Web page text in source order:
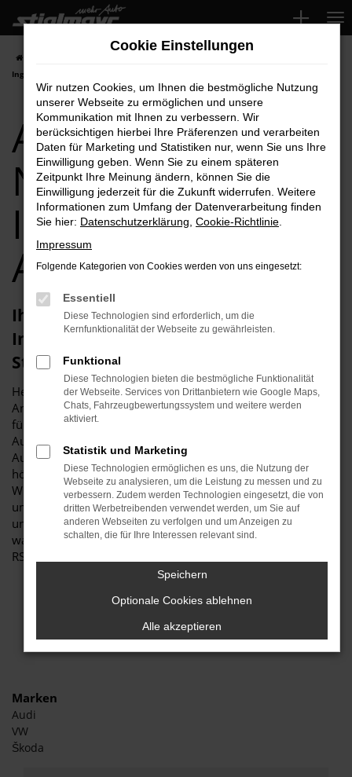
Zum
Hauptinhalt
springen
Ingolstadt Top-Angebote
Audi RS Q8
Neuwagen für
Ingolstadt Top-
Angebote
Ihren Audi RS Q8 Neuwagen für
Ingolstadt erhalten Sie im Autohaus
Stiglmayr
Herzlich willkommen bei Autohaus Stiglmayr – Ihre erste
Anlaufstelle für exzellente Audi RS Q8 Neuwagen Fahrzeuge
für Ingolstadt und Umgebung! Unser renommiertes
Autohaus ist stolz darauf, Ihnen eine herausragende
Auswahl an Audi RS Q8 Neuwagen zu präsentieren, die
höchste Standards in Sachen Qualität und Leistung erfüllen.
Wir sind seit Jahren Ihr vertrauenswürdiger Partner, wenn es
um erstklassige Automobile geht. Erfahren Sie mehr über
unsere beeindruckende Audi RS Q8 Neuwagen Flotte und
warum Autohaus Stiglmayr die bevorzugte Adresse für Audi
RS Q8 Neuwagen Liebhaber ist.
Marken
Audi
VW
Škoda
Cookie Einstellungen
Wir nutzen Cookies, um Ihnen die bestmögliche Nutzung
unserer Webseite zu ermöglichen und unsere
Kommunikation mit Ihnen zu verbessern. Wir
berücksichtigen hierbei Ihre Präferenzen und verarbeiten
Daten für Marketing und Statistiken nur, wenn Sie uns Ihre
Einwilligung geben. Wenn Sie zu einem späteren
Zeitpunkt Ihre Meinung ändern, können Sie die
Einwilligung jederzeit für die Zukunft widerrufen. Weitere
Informationen zum Umfang der Datenverarbeitung finden
Sie hier: Datenschutzerklärung Cookie-Richtlinie
Impressum
Folgende Kategorien von Cookies werden von uns eingesetzt:
Essentiell
Diese Technologien sind erforderlich, um die
Kernfunktionalität der Webseite zu gewährleisten.
Funktional
Diese Technologien bieten die bestmögliche Funktionalität
der Webseite. Services von Drittanbietern wie Google Maps,
Chats, Fahrzeugbewertungssystem und weitere werden
aktiviert.
Statistik und Marketing
Diese Technologien ermöglichen es uns, die Nutzung der
Webseite zu analysieren, um die Leistung zu messen und zu
verbessern. Zudem werden Technologien eingesetzt, die von
dritten Werbetreibenden verwendet werden, um Sie auf
anderen Webseiten zu verfolgen und um Anzeigen zu
schalten, die für Ihre Interessen relevant sind.
Speichern
Optionale Cookies ablehnen
Alle akzeptieren